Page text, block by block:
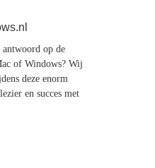
op de
of Windows? Wij
deze enorm
en succes met